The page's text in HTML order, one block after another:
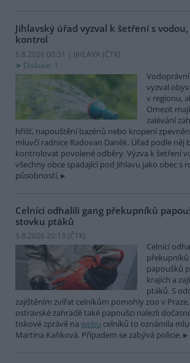
Jihlavský úřad vyzval k šetření s
kontrol
6.8.2026 00:51 | JIHLAVA (ČTK)
Diskuse: 1
vyzval
v regionu,
Omezit
zalévání
hřišť, napouštění bazénů nebo kropení
mluvčí radnice Radovan Daněk. Úřad podle něj
kontrolovat povolené odběry. Výzva k šetření
všechny obce spadající pod Jihlavu jako obec s
působností.
Celníci odhalili gang překupníků
stovku ptáků
5.8.2026 20:13 (ČTK)
Celníci
papoušků
krajích a
ptáků. S
zajištěním zvířat celníkům pomohly zoo v
ostravské zahradě také papoušci nalezli
tiskové zprávě na webu celníků to oznámila
Martina Kaňková. Případem se zabývá policie.